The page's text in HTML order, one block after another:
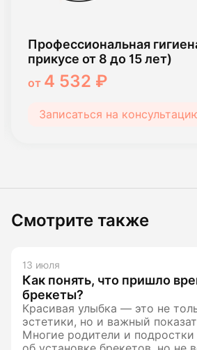
Профессиональная
прикусе от 8 до 15 лет)
от 4 532 ₽
Записаться на
Смотрите также
13 июля
Как понять, что пришло
брекеты?
Красивая улыбка — это не
эстетики, но и важный
Многие родители и